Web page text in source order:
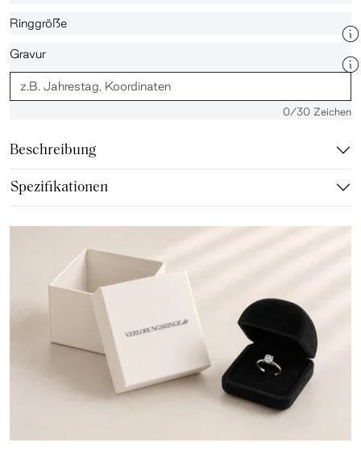
Ringgröße
Gravur
0/30 Zeichen
Beschreibung
Spezifikationen